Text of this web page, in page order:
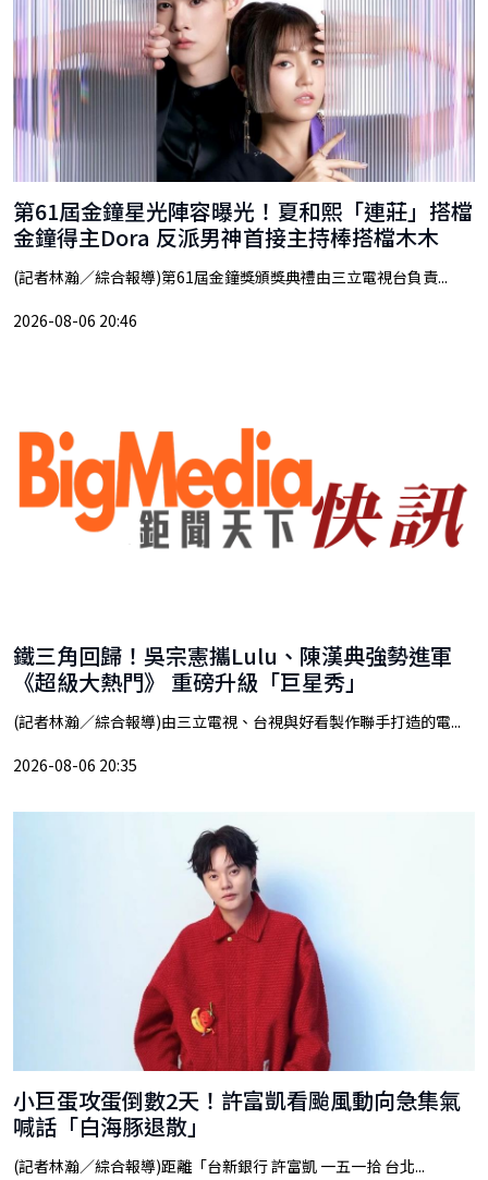
第61屆金鐘星光陣容曝光！夏和熙「連莊」搭檔
金鐘得主Dora 反派男神首接主持棒搭檔木木
(記者林瀚／綜合報導)第61屆金鐘獎頒獎典禮由三立電視台負責...
2026-08-06 20:46
鐵三角回歸！吳宗憲攜Lulu、陳漢典強勢進軍
《超級大熱門》 重磅升級「巨星秀」
(記者林瀚／綜合報導)由三立電視、台視與好看製作聯手打造的電...
2026-08-06 20:35
小巨蛋攻蛋倒數2天！許富凱看颱風動向急集氣
喊話「白海豚退散」
(記者林瀚／綜合報導)距離「台新銀行 許富凱 一五一拾 台北...